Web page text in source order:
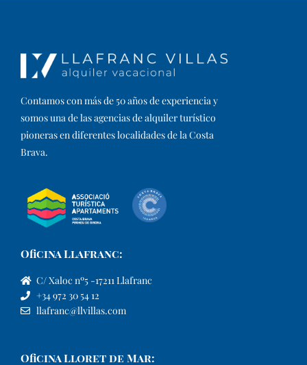
Contamos con más de 50 años de experiencia y
somos una de las agencias de alquiler turístico
pioneras en diferentes localidades de la Costa
Brava.​
Oficina Llafranc:
C/ Xaloc nº5 -17211 Llafranc
+34 972 30 54 12
llafranc@llvillas.com
Oficina Lloret de Mar: